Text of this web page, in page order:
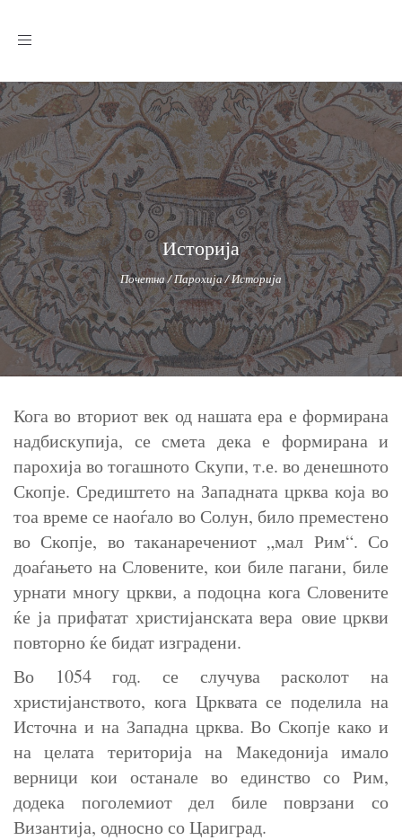
Toggle
Историја
Почетна/Парохија/Историја
Кога во вториот век од нашата ера е формирана
надбискупија, се смета дека е формирана и
парохија во тогашното Скупи, т.е. во денешното
Скопје. Средиштето на Западната црква која во
тоа време се наоѓало во Солун, било преместено
во Скопје, во таканаречениот „мал Рим“. Со
доаѓањето на Словените, кои биле пагани, биле
урнати многу цркви, а подоцна кога Словените
ќе ја прифатат христијанската вера овие цркви
повторно ќе бидат изградени.
Во 1054 год. се случува расколот на
христијанството, кога Црквата се поделила на
Источна и на Западна црква. Во Скопје како и
на целата територија на Македонија имало
верници кои останале во единство со Рим,
додека поголемиот дел биле поврзани со
Византија, односно со Цариград.